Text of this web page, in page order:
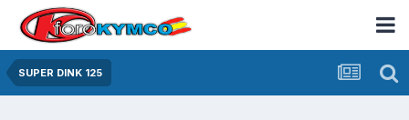
SUPER DINK 125